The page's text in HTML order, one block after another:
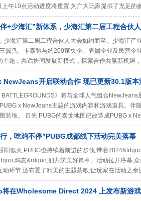
上午10点活动进度将重置,为广大玩家提供了充足的
+少海汇”新体系，少海汇第二届工程合伙
少海汇第二届工程合伙人大会如约而至。少海汇产
翼鸟、卡泰驰与约200家央企、省属企业及民营
主题，共话协同发展新模式，探索合作共赢新机遇
NewJeans开启联动合作 现已更新30.1版本
BATTLEGROUNDS》将与全球人气组合
x NewJeans主题的游戏内容和游戏道具。伴
装饰。 首先,PUBG的泰戈地图已改造成PUBG x
，吃鸡不停”PUBG成都线下活动完美落幕
阳似火,PUBG也持续着前进的步伐,带着
鸡友&rdquo;们共筑美好篇章。活动拉开序幕,
动环节,还布置了精美的主题茶歇,让玩家在活动之余
在Wholesome Direct 2024 上发布新游